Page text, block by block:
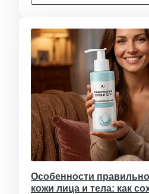
Особенности
кожи лица и тела: как